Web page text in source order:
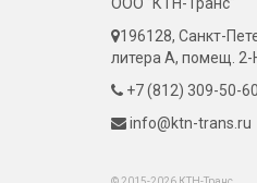
196128, Санкт-
литера А, помещ.
+7 (812) 309-50-60
info@ktn-trans.ru